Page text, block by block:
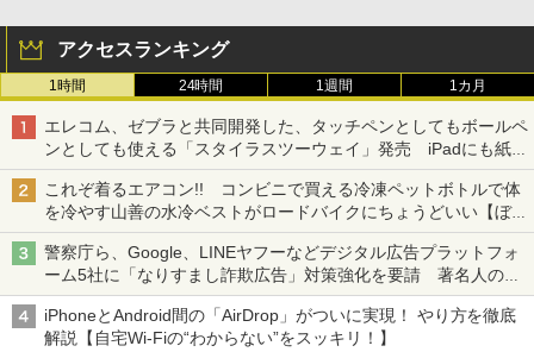
アクセスランキング
1時間 24時間 1週間 1カ月
エレコム、ゼブラと共同開発した、タッチペンとしてもボールペ
ンとしても使える「スタイラスツーウェイ」発売 iPadにも紙に
も、持ち替えずに書き込める
これぞ着るエアコン!! コンビニで買える冷凍ペットボトルで体
を冷やす山善の水冷ベストがロードバイクにちょうどいい【ぼっ
ち・ざ・ろーど！その14】【空いた時間でなにしてる？】
警察庁ら、Google、LINEヤフーなどデジタル広告プラットフォ
ーム5社に「なりすまし詐欺広告」対策強化を要請 著名人の写
真や映像を使った投資詐欺などへの対策として
iPhoneとAndroid間の「AirDrop」がついに実現！ やり方を徹底
解説【自宅Wi-Fiの“わからない”をスッキリ！】